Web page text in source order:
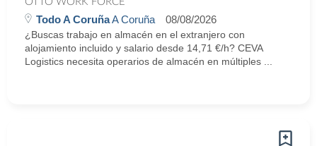
Todo A CoruñaA Coruña 08/08/2026
¿Buscas trabajo en almacén en el extranjero con
alojamiento incluido y salario desde 14,71 €/h? CEVA
Logistics necesita operarios de almacén en múltiples ...